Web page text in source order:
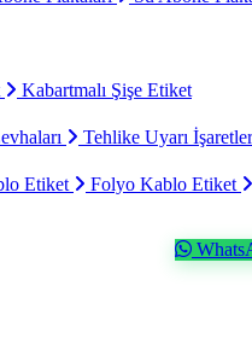
Kabartmalı Şişe Etiket
Tehlike Uyarı
Etiket Folyo Kablo Etiket